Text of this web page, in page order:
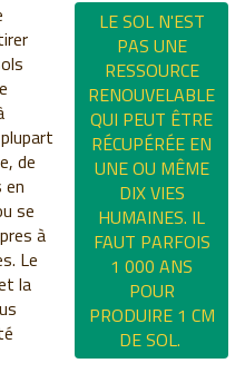
LE SOL N'EST
PAS UNE
RESSOURCE
RENOUVELABLE
QUI PEUT ÊTRE
RÉCUPÉRÉE EN
UNE OU MÊME
DIX VIES
HUMAINES. IL
FAUT PARFOIS
1 000 ANS
POUR
PRODUIRE 1 CM
DE SOL.
de
en
se
à
Le
la